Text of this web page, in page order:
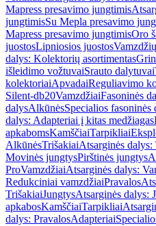
Mapress presavimo jungtimis
jungtimisSu Mepla presavimo
Mapress presavimo jungtimisOro
juostosLipniosios juostos
dalys: Kolektorių asortimentas
išleidimo vožtuvaiSrauto dalytuvai
kolektoriaiApvadaiReguliavimo
Silent-db20VamzdžiaiFasoninės
dalysAlkūnėsSpecialios fasoninės
dalys: Adapteriai į kitas medžiagas
apkabomsKamščiaiTarpikliai
AlkūnėsTrišakiaiAtsarginės dalys:
Movinės jungtysPirštinės jungtys
ProVamzdžiaiAtsarginės dalys:
Redukciniai vamzdžiaiPravalos
TrišakiaiJungtysAtsarginės dalys:
apkabosKamščiaiTarpikliai
dalys: PravalosAdapteriai